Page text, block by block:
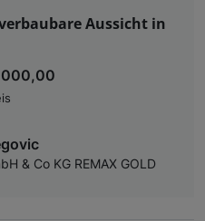
Aussicht in
& Co KG REMAX GOLD